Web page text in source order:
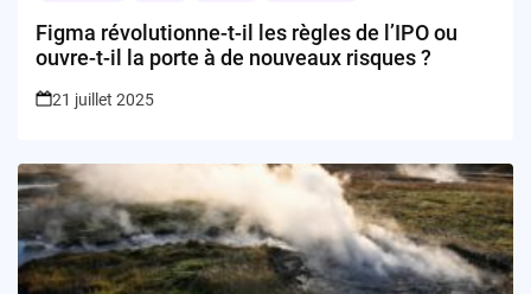
Figma révolutionne-t-il les règles de l’IPO ou
ouvre-t-il la porte à de nouveaux risques ?
21 juillet 2025